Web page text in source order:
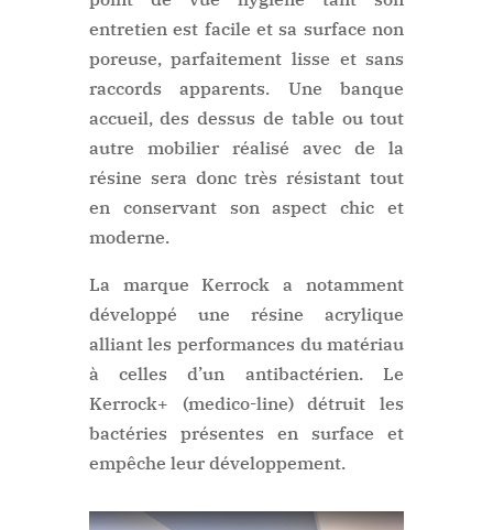
entretien est facile et sa surface non
poreuse, parfaitement lisse et sans
raccords apparents. Une banque
accueil, des dessus de table ou tout
autre mobilier réalisé avec de la
résine sera donc très résistant tout
en conservant son aspect chic et
moderne.
La marque Kerrock a notamment
développé une résine acrylique
alliant les performances du matériau
à celles d’un antibactérien. Le
Kerrock+ (medico-line) détruit les
bactéries présentes en surface et
empêche leur développement.